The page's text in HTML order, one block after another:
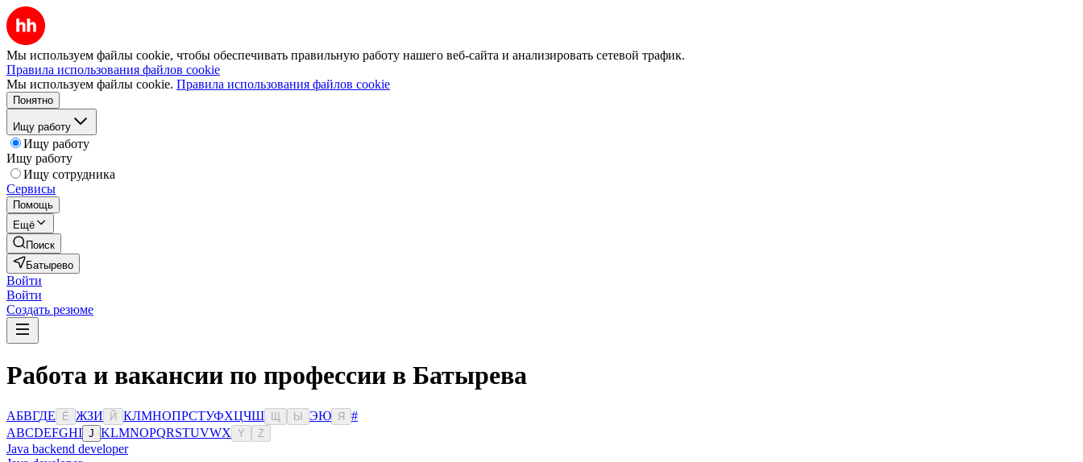
Мы используем файлы cookie, чтобы обеспечивать правильную работу нашего веб-сайта и анализировать сетевой трафик.
Правила использования файлов cookie
Мы используем файлы cookie. Правила использования файлов cookie
Понятно
Ищу работу
Ищу работу
Ищу работу
Ищу сотрудника
Сервисы
Помощь
Ещё
Поиск
Батырево
Войти
Войти
Создать резюме
Работа и вакансии по профессии в Батырева
АБВГДЕ Ё ЖЗИ Й КЛМНОПРСТУФХЦЧШ Ы ЭЮ Я
#
ABCDEFGHI J KLMNOPQRSTUVWX Y Z
Java backend developer